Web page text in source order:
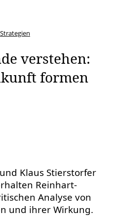
Strategien
verstehen:
formen
Klaus Stierstorfer
Reinhart-
Analyse von
und ihrer Wirkung.